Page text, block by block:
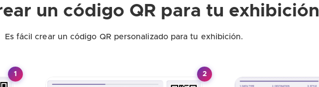
un código QR para tu exhibición
Es fácil crear un código QR personalizado para tu exhibición.
1 2